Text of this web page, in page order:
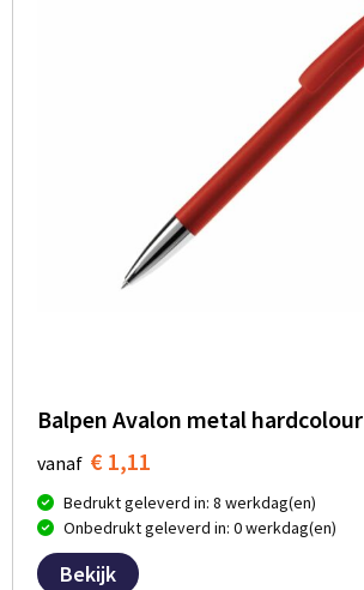
Balpen Avalon metal hardcolour
vanaf € 1,11
Bedrukt geleverd in: 8 werkdag(en)
Onbedrukt geleverd in: 0 werkdag(en)
Bekijk